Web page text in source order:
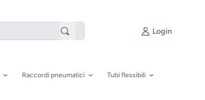
Login
Raccordi pneumatici Tubi flessibili